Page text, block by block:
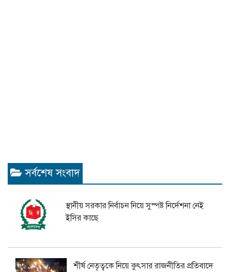
সর্বশেষ সংবাদ
স্থানীয় সরকার নির্বাচন নিয়ে সুস্পষ্ট নির্দেশনা নেই
ইসির কাছে
শীর্ষ নেতৃত্বকে নিয়ে কুৎসার রাজনীতির প্রতিবাদে